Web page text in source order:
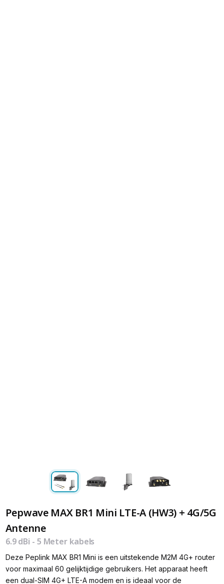
Pepwave MAX BR1 Mini LTE-A (HW3) + 4G/5G
Antenne
6.9 dBi - 5 Meter kabels
Deze Peplink MAX BR1 Mini is een uitstekende M2M 4G+ router
voor maximaal 60 gelijktijdige gebruikers. Het apparaat heeft
een dual-SIM 4G+ LTE-A modem en is ideaal voor de